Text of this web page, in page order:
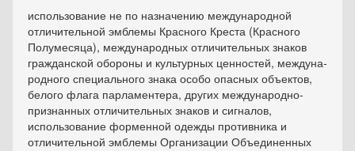
использование не по назначению международной
отличительной эмблемы Красного Креста (Красного
Полумесяца), международных отличи­тельных знаков
гражданской обороны и культурных ценностей, междуна­
родного специального знака особо опасных объектов,
белого флага парла­ментера, других международно-
признанных отличительных знаков и сигна­лов,
использование форменной одежды противника и
отличительной эмб­лемы Организации Объединенных